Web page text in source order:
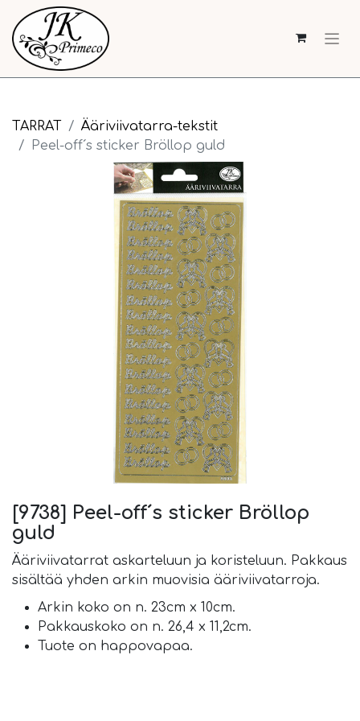
TARRAT
Ääriviivatarra-tekstit
Peel-off´s sticker Bröllop guld
[9738] Peel-off´s sticker Bröllop
guld
Ääriviivatarrat askarteluun ja koristeluun. Pakkaus
sisältää yhden arkin muovisia ääriviivatarroja.
Arkin koko on n. 23cm x 10cm.
Pakkauskoko on n. 26,4 x 11,2cm.
Tuote on happovapaa.